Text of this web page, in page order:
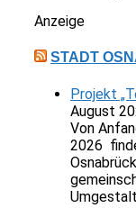
Anzeige
STADT
Projekt
August
Von
2026